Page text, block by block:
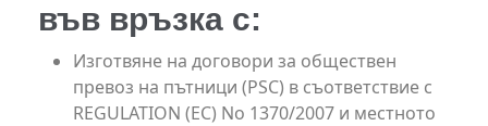
във връзка с:
Изготвяне на договори за обществен
превоз на пътници (PSC) в съответствие с
REGULATION (EC) No 1370/2007 и местното